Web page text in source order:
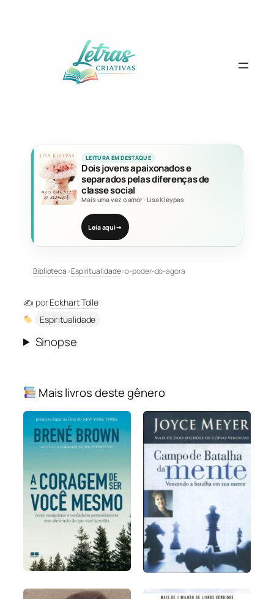
LEITURA EM DESTAQUE
Dois jovens apaixonados e
separados pelas diferenças de
classe social
Mais uma vez o amor· Lisa Kleypas
Leia aqui→
Biblioteca›Espiritualidade›o-poder-do-agora
✍️ porEckhart Tolle
Espiritualidade
Sinopse
Mais livros deste gênero